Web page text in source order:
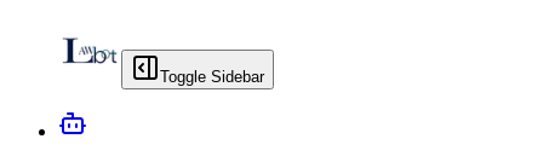
Toggle Sidebar